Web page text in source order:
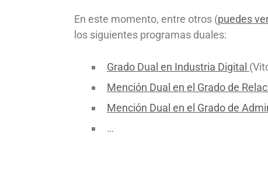
En este momento, entre otros (puedes
los siguientes programas duales:
Grado Dual en Industria Digital
Mención Dual en el Grado de
Mención Dual en el Grado de
…